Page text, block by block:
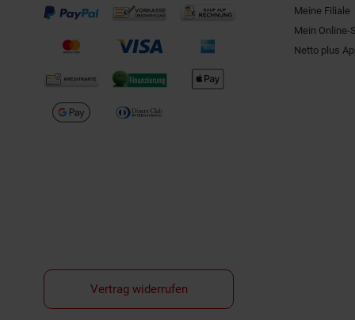
Meine Filiale
Mein Online-
Netto plus
Vertrag widerrufen